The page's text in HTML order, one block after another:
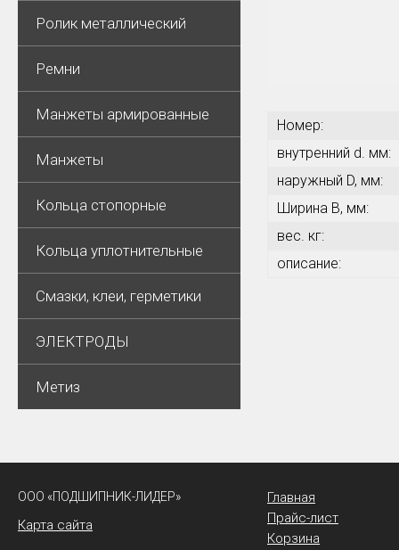
Ролик металлический
Ремни
Манжеты армированные
Манжеты
Кольца стопорные
Кольца уплотнительные
Смазки, клеи, герметики
ЭЛЕКТРОДЫ
Метиз
Номер:
внутренний d. мм:
наружный D, мм:
Ширина В, мм:
вес. кг:
описание:
ООО «ПОДШИПНИК-ЛИДЕР»
Карта сайта
Главная
Прайс-лист
Корзина